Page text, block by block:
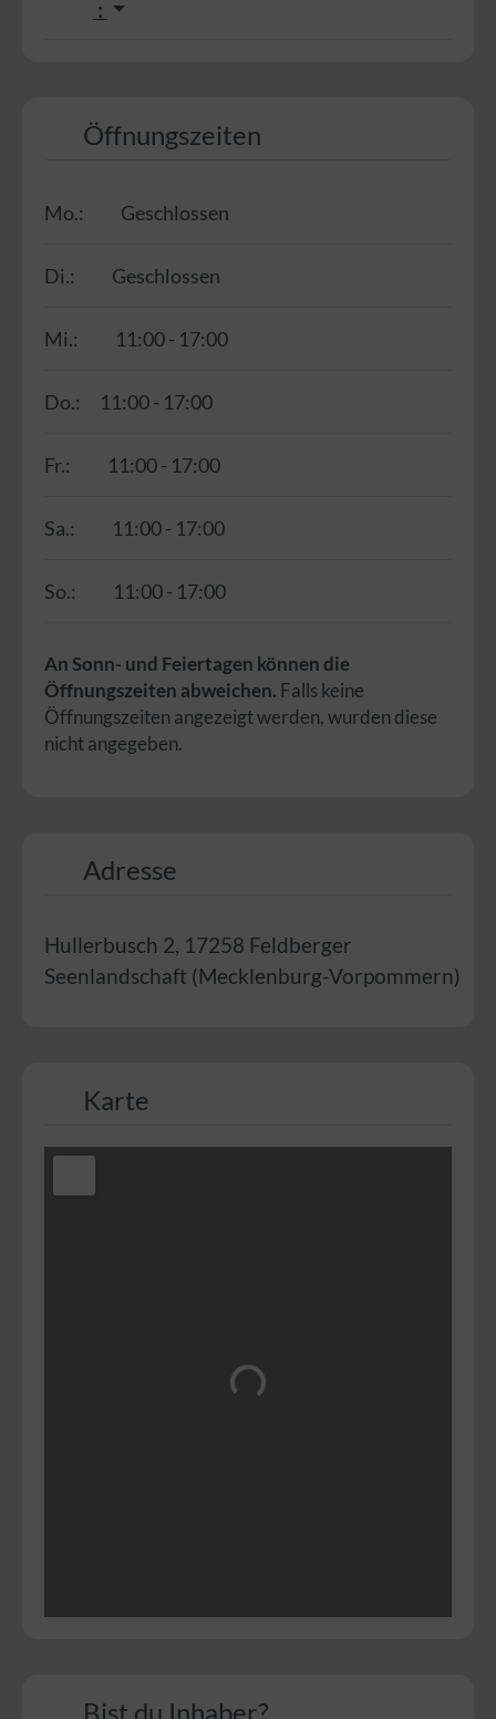
:
Öffnungszeiten
Mo.: Geschlossen
Di.: Geschlossen
Mi.: 11:00 - 17:00
Do.: 11:00 - 17:00
Fr.: 11:00 - 17:00
Sa.: 11:00 - 17:00
So.: 11:00 - 17:00
An Sonn- und Feiertagen können die
Öffnungszeiten abweichen. Falls keine
Öffnungszeiten angezeigt werden, wurden diese
nicht angegeben.
Adresse
Hullerbusch 2, 17258 Feldberger
Seenlandschaft (Mecklenburg-Vorpommern)
Karte
Wird geladen …
Bist du Inhaber?